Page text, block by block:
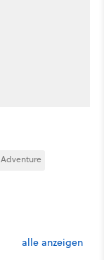
Adventure
alle anzeigen